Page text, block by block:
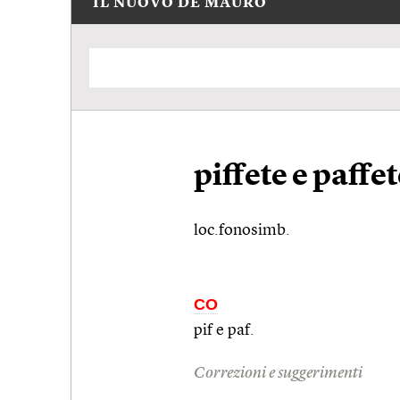
IL NUOVO DE MAURO
piffete e
loc.fonosimb.
CO
pif e paf.
Correzioni e suggerimenti